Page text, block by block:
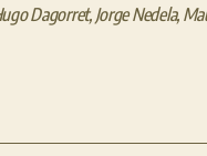
Dagorret, Jorge Nedela,